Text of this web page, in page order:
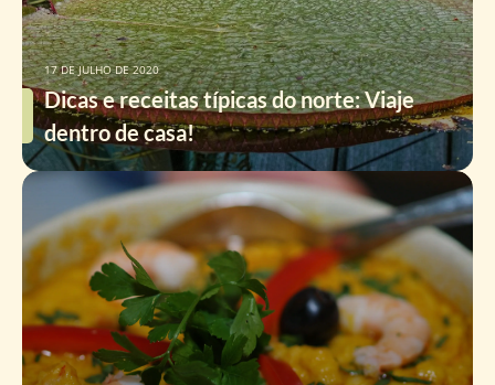
Dicas e receitas típicas do norte: Viaje
dentro de casa!
17 DE JULHO DE 2020